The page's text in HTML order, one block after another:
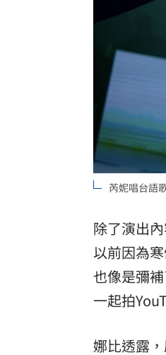
芮妮唱台語
除了演出
以前因為
也像是彌
一起拍
娜比透露